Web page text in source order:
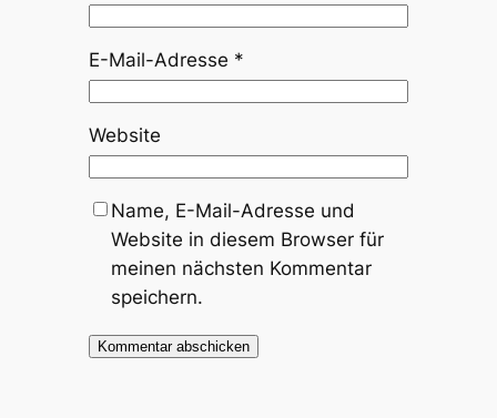
E-Mail-Adresse *
Website
Name, E-Mail-Adresse und
Website in diesem Browser für
meinen nächsten Kommentar
speichern.